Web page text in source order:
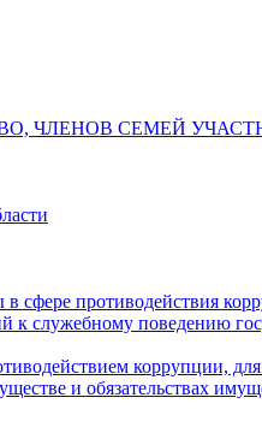
ЧЛЕНОВ СЕМЕЙ
сфере противодействия
к служебному поведению
коррупции,
и обязательствах